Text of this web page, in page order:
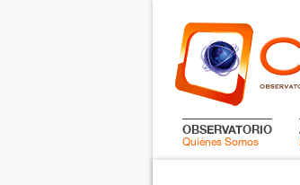
OBSERVATORIO
Quiénes Somos